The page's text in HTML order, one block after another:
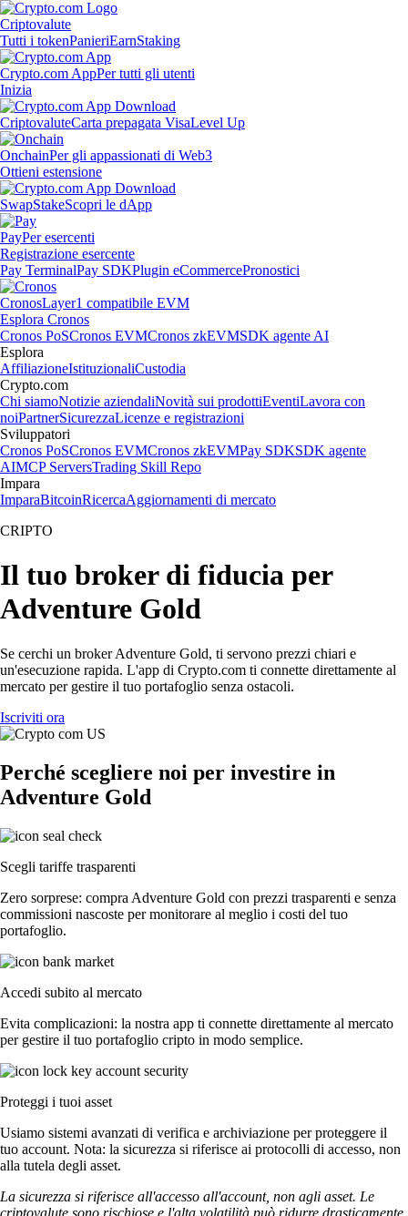
Criptovalute
Tutti i tokenPanieriEarnStaking
Crypto.com AppPer tutti gli utenti
Inizia
CriptovaluteCarta prepagata VisaLevel Up
OnchainPer gli appassionati di Web3
Ottieni estensione
SwapStakeScopri le dApp
PayPer esercenti
Registrazione esercente
Pay TerminalPay SDKPlugin eCommercePronostici
CronosLayer1 compatibile EVM
Esplora Cronos
Cronos PoSCronos EVMCronos zkEVMSDK agente AI
Esplora
AffiliazioneIstituzionaliCustodia
Crypto.com
Chi siamoNotizie aziendaliNovità sui prodottiEventiLavora con
noiPartnerSicurezzaLicenze e registrazioni
Sviluppatori
Cronos PoSCronos EVMCronos zkEVMPay SDKSDK agente
AIMCP ServersTrading Skill Repo
Impara
ImparaBitcoinRicercaAggiornamenti di mercato
CRIPTO
Il tuo broker di fiducia per
Adventure Gold
Se cerchi un broker Adventure Gold, ti servono prezzi chiari e
un'esecuzione rapida. L'app di Crypto.com ti connette direttamente al
mercato per gestire il tuo portafoglio senza ostacoli.
Iscriviti ora
Perché scegliere noi per investire in
Adventure Gold
Scegli tariffe trasparenti
Zero sorprese: compra Adventure Gold con prezzi trasparenti e senza
commissioni nascoste per monitorare al meglio i costi del tuo
portafoglio.
Accedi subito al mercato
Evita complicazioni: la nostra app ti connette direttamente al mercato
per gestire il tuo portafoglio cripto in modo semplice.
Proteggi i tuoi asset
Usiamo sistemi avanzati di verifica e archiviazione per proteggere il
tuo account. Nota: la sicurezza si riferisce ai protocolli di accesso, non
alla tutela degli asset.
La sicurezza si riferisce all'accesso all'account, non agli asset. Le
criptovalute sono rischiose e l'alta volatilità può ridurre drasticamente